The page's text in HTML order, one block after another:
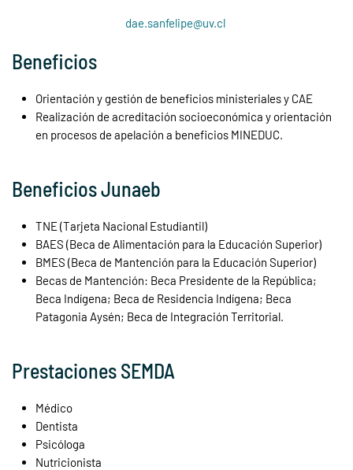
dae.sanfelipe@uv.cl
Beneficios
Orientación y gestión de beneficios ministeriales y CAE
Realización de acreditación socioeconómica y orientación
en procesos de apelación a beneficios MINEDUC.
Beneficios Junaeb
TNE (Tarjeta Nacional Estudiantil)
BAES (Beca de Alimentación para la Educación Superior)
BMES (Beca de Mantención para la Educación Superior)
Becas de Mantención: Beca Presidente de la República;
Beca Indígena; Beca de Residencia Indígena; Beca
Patagonia Aysén; Beca de Integración Territorial.
Prestaciones SEMDA
Médico
Dentista
Psicóloga
Nutricionista